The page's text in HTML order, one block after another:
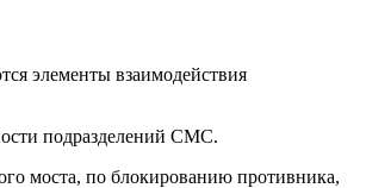
элементы взаимодействия
подразделений СМС.
моста, по блокированию противника,